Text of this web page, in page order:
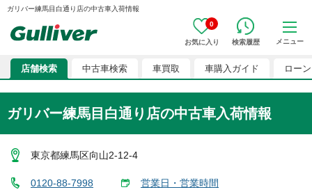
ガリバー練馬目白通り店の中古車入荷情報
0
お気に入り 検索履歴 メニュー
店舗検索 中古車検索 車買取 車購入ガイド ローン
ガリバー練馬目白通り店の中古車入荷情報
東京都練馬区向山2-12-4
0120-88-7998 営業日・営業時間